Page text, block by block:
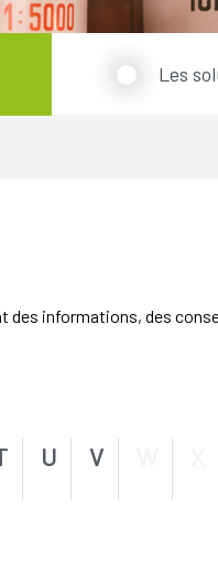
Les
des informations, des
U V